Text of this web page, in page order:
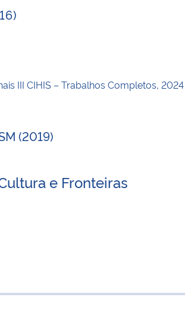
III CIHIS – Trabalhos Completos, 2024
(2019)
e Fronteiras